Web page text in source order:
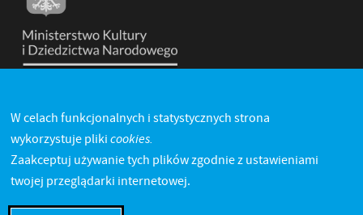
W celach funkcjonalnych i statystycznych strona
wykorzystuje pliki cookies.
Zaakceptuj używanie tych plików zgodnie z ustawieniami
twojej przeglądarki internetowej.